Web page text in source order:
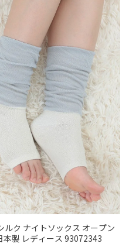
ルク ナイトソックス オープン
本製 レディース 93072343